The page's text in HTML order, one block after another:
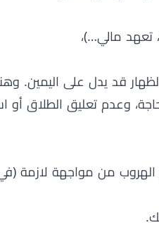
تعهد مالي…)،
قد يدل على اليمين.
وعدم تعليق الطلاق
من مواجهة لازمة